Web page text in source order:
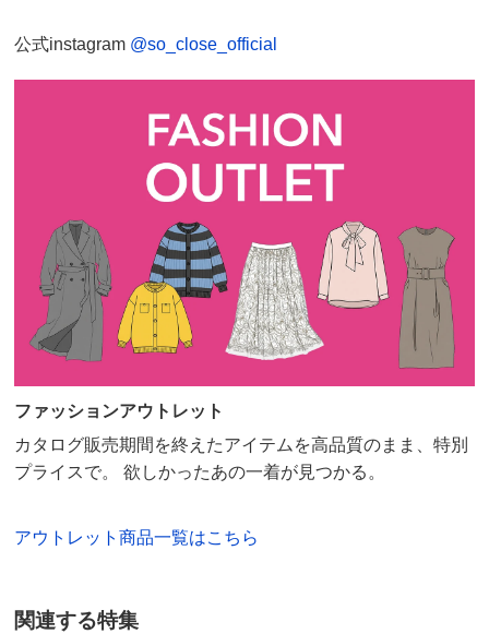
公式instagram @so_close_official
ファッションアウトレット
カタログ販売期間を終えたアイテムを高品質のまま、特別
プライスで。 欲しかったあの一着が見つかる。
アウトレット商品一覧はこちら
関連する特集